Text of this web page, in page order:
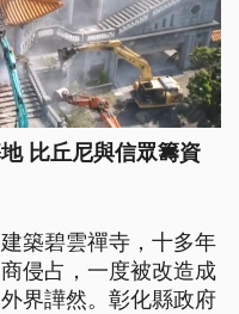
比丘尼與信眾籌資
築碧雲禪寺，十多年
侵占，一度被改造成
界譁然。彰化縣政府